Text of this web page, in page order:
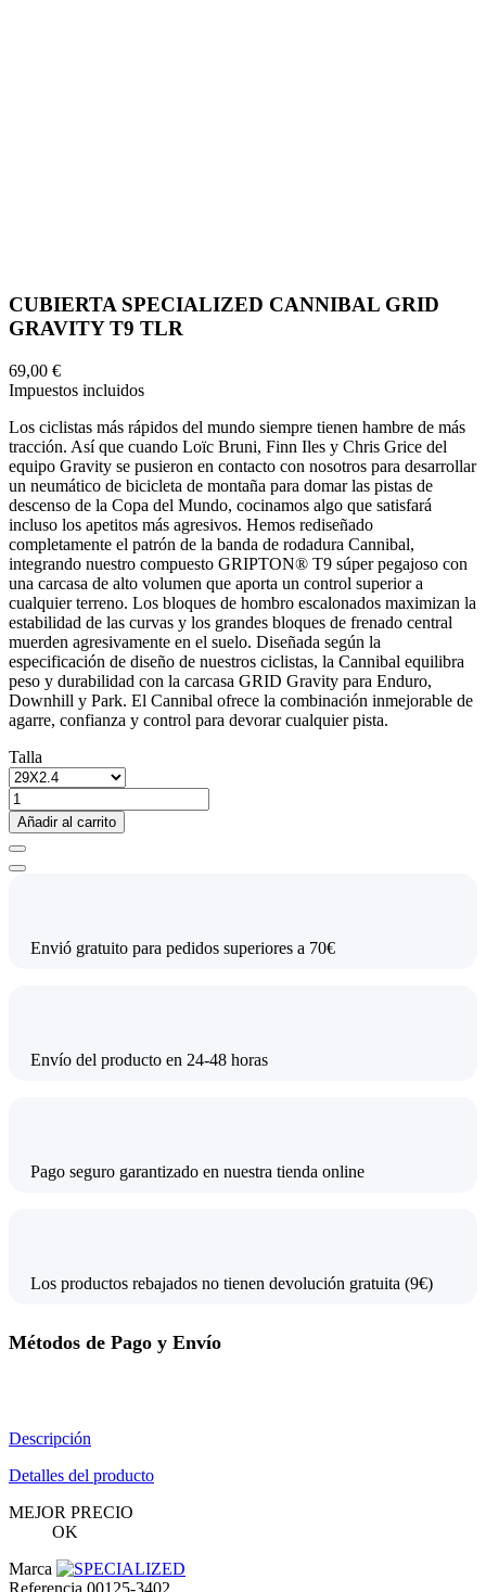
CUBIERTA SPECIALIZED CANNIBAL GRID
GRAVITY T9 TLR
69,00 €
Impuestos incluidos
Los ciclistas más rápidos del mundo siempre tienen hambre de más
tracción. Así que cuando Loïc Bruni, Finn Iles y Chris Grice del
equipo Gravity se pusieron en contacto con nosotros para desarrollar
un neumático de bicicleta de montaña para domar las pistas de
descenso de la Copa del Mundo, cocinamos algo que satisfará
incluso los apetitos más agresivos. Hemos rediseñado
completamente el patrón de la banda de rodadura Cannibal,
integrando nuestro compuesto GRIPTON® T9 súper pegajoso con
una carcasa de alto volumen que aporta un control superior a
cualquier terreno. Los bloques de hombro escalonados maximizan la
estabilidad de las curvas y los grandes bloques de frenado central
muerden agresivamente en el suelo. Diseñada según la
especificación de diseño de nuestros ciclistas, la Cannibal equilibra
peso y durabilidad con la carcasa GRID Gravity para Enduro,
Downhill y Park. El Cannibal ofrece la combinación inmejorable de
agarre, confianza y control para devorar cualquier pista.
Talla
Añadir al carrito
Envió gratuito para pedidos superiores a 70€
Envío del producto en 24-48 horas
Pago seguro garantizado en nuestra tienda online
Los productos rebajados no tienen devolución gratuita (9€)
Métodos de Pago y Envío
Descripción
Detalles del producto
MEJOR PRECIO
OK
Marca
Referencia 00125-3402